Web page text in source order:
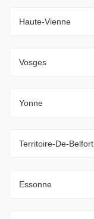
Haute-Vienne
Vosges
Yonne
Territoire-De-Belfort
Essonne